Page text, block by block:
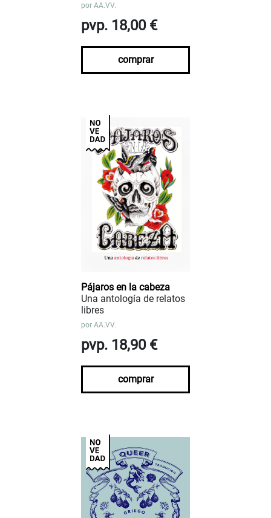
por AA.VV.
pvp. 18,00 €
comprar
Pájaros en la cabeza
Una antología de relatos
libres
por AA.VV.
pvp. 18,90 €
comprar